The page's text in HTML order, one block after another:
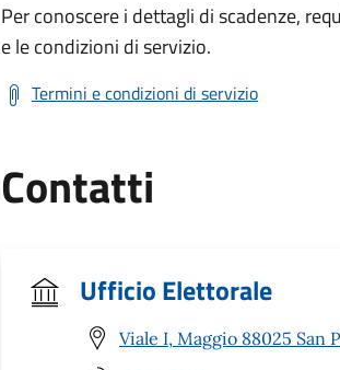
Per conoscere i dettagli di scadenze,
e le condizioni di servizio.
Termini e condizioni di servizio
Contatti
Ufficio Elettorale
Viale I, Maggio 88025 San